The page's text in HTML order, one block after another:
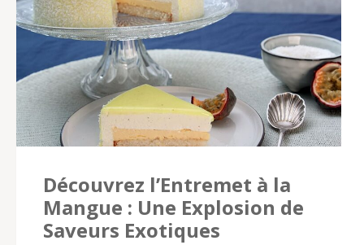
Découvrez l’Entremet à la
Mangue : Une Explosion de
Saveurs Exotiques